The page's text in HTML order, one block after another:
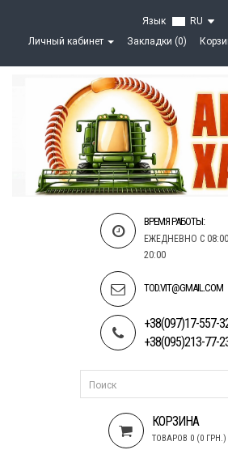
Язык
RU
Личный кабинет
Закладки (0)
ВРЕМЯ РАБОТЫ:
ЕЖЕДНЕВНО С
20:00
TOD.VIT@GMAIL.COM
+38(097)17-557-
+38(095)213-77-
КОРЗИНА
ТОВАРОВ 0 (0 ГРН.)